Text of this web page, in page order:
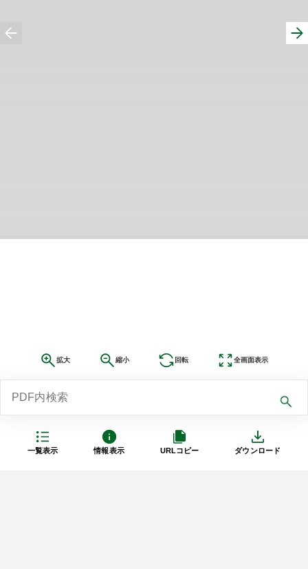
一覧表示 情報表示 URLコピー ダウンロード
拡大 縮小 回転 全画面表示